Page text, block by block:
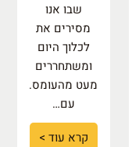
שבו אנו
מסירים את
לכלוך היום
ומשתחררים
מעט מהעומס.
עם…
קרא עוד >